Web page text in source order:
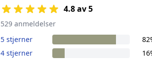
4.8 av 5
529 anmeldelser
5 stjerner
4 stjerner